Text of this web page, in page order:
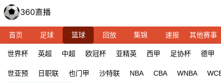
首页 足球 篮球 回放 集锦 速报 其他赛事
世界杯 英超 中超 欧冠杯 亚精英 西甲 足协杯 德甲
世亚预 日职联 也门甲 沙特联 NBA CBA WNBA